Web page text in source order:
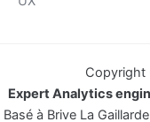
Copyright
Expert Analytics
Basé à Brive La